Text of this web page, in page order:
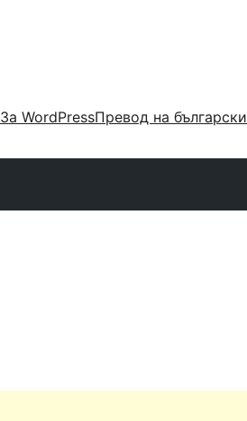
За WordPressПревод на български